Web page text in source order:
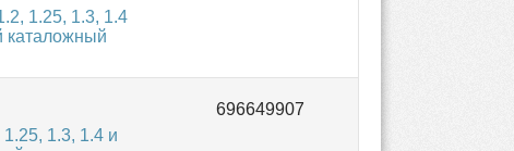
1.25, 1.3, 1.4
каталожный
1.3, 1.4 и